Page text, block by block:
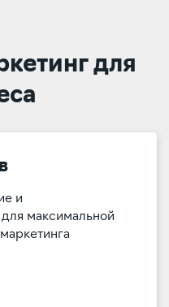
для
и
максимальной